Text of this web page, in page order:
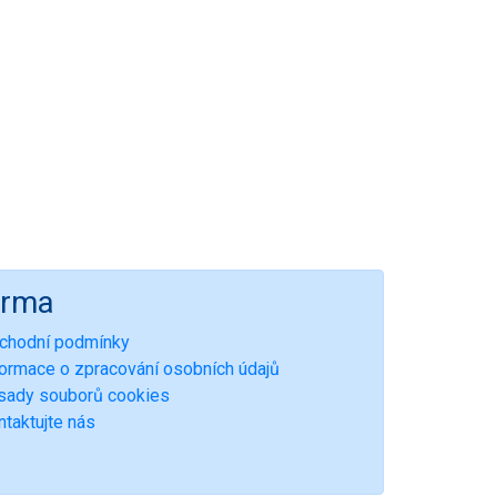
podmínky
o zpracování osobních údajů
souborů cookies
nás